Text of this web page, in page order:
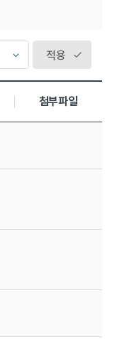
적용
첨부파일